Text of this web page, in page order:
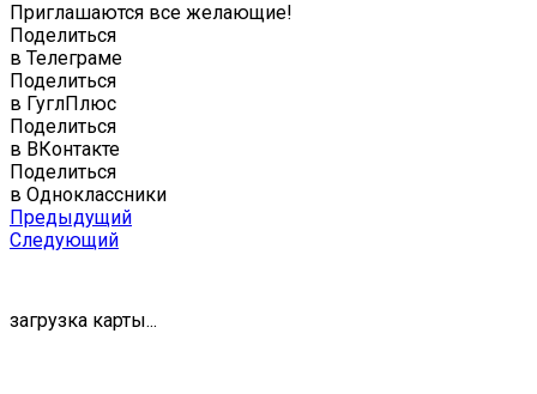
Приглашаются все желающие!
Поделиться
в Телеграме
Поделиться
в ГуглПлюс
Поделиться
в ВКонтакте
Поделиться
в Одноклассники
Предыдущий
Следующий
загрузка карты...